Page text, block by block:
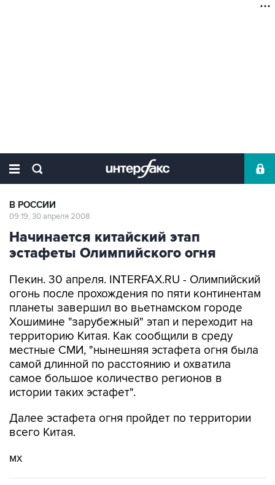
В РОССИИ
09:19, 30 апреля 2008
Начинается китайский этап
эстафеты Олимпийского огня
Пекин. 30 апреля. INTERFAX.RU - Олимпийский
огонь после прохождения по пяти континентам
планеты завершил во вьетнамском городе
Хошимине "зарубежный" этап и переходит на
территорию Китая. Как сообщили в среду
местные СМИ, "нынешняя эстафета огня была
самой длинной по расстоянию и охватила
самое большое количество регионов в
истории таких эстафет".
Далее эстафета огня пройдет по территории
всего Китая.
мх